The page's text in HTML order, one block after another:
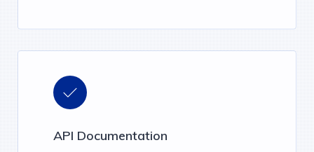
API Documentation